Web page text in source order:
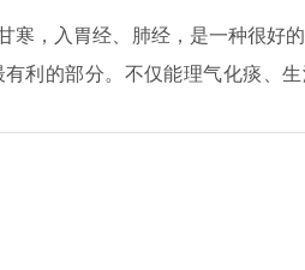
寒，入胃经、肺经，是一种很好
利的部分。不仅能理气化痰、
:一天吃三次，吃两到三天才会